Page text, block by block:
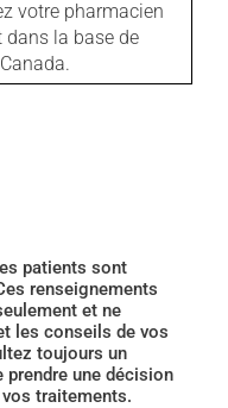
votre pharmacien
la base de
patients sont
renseignements
et ne
les conseils de vos
toujours un
prendre une décision
traitements.